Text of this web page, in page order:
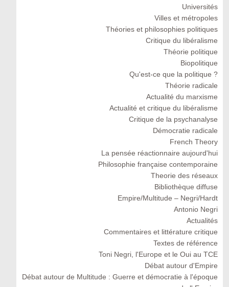
Universités
Villes et métropoles
Théories et philosophies politiques
Critique du libéralisme
Théorie politique
Biopolitique
Qu'est-ce que la politique ?
Théorie radicale
Actualité du marxisme
Actualité et critique du libéralisme
Critique de la psychanalyse
Démocratie radicale
French Theory
La pensée réactionnaire aujourd'hui
Philosophie française contemporaine
Theorie des réseaux
Bibliothèque diffuse
Empire/Multitude – Negri/Hardt
Antonio Negri
Actualités
Commentaires et littérature critique
Textes de référence
Toni Negri, l'Europe et le Oui au TCE
Débat autour d'Empire
Débat autour de Multitude : Guerre et démocratie à l'époque